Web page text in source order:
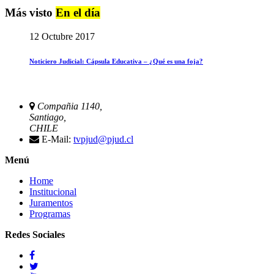
Más visto En el día
12 Octubre 2017
Noticiero Judicial: Cápsula Educativa – ¿Qué es una foja?
Compañia 1140,
Santiago,
CHILE
E-Mail: tvpjud@pjud.cl
Menú
Home
Institucional
Juramentos
Programas
Redes Sociales